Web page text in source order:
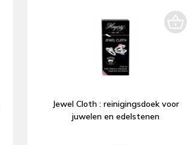
Jewel Cloth : reinigingsdoek voor
juwelen en edelstenen